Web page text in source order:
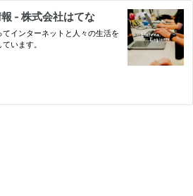
- 株式会社はてな
インターネットと人々の生活を
います。